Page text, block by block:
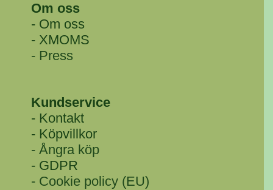
Om oss
- Om oss
- XMOMS
- Press
Kundservice
- Kontakt
- Köpvillkor
- Ångra köp
- GDPR
- Cookie policy (EU)